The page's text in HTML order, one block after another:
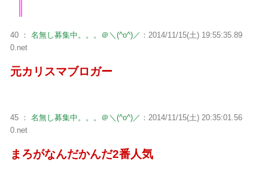
40 ： 名無し募集中。。。＠＼(^o^)／ ：2014/11/15(土) 19:55:35.89
0.net
元カリスマブロガー
45 ： 名無し募集中。。。＠＼(^o^)／ ：2014/11/15(土) 20:35:01.56
0.net
まろがなんだかんだ2番人気